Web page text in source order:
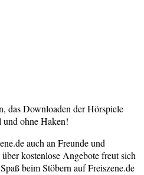
das Downloaden der Hörspiele
und ohne Haken!
auch an Freunde und
kostenlose Angebote freut sich
beim Stöbern auf Freiszene.de